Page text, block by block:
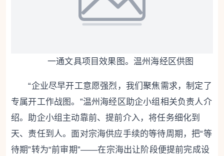
一通文具项目效果图。温州海经区供图
“企业尽早开工意愿强烈，我们聚焦需求，制定了
专属开工作战图。”温州海经区助企小组相关负责人介
绍。助企小组主动靠前、提前介入，将任务细化到
天、责任到人。面对宗海供应手续的等待周期，把“等
待期”转为“前审期”——在宗海出让阶段便提前完成设